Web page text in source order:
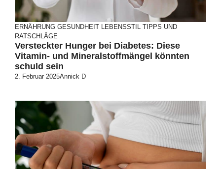
ERNÄHRUNG GESUNDHEIT LEBENSSTIL
TIPPS UND
RATSCHLÄGE
Versteckter Hunger bei Diabetes: Diese
Vitamin- und Mineralstoffmängel könnten
schuld sein
2. Februar 2025Annick D